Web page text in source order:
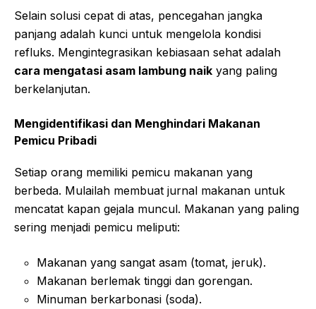
Selain solusi cepat di atas, pencegahan jangka
panjang adalah kunci untuk mengelola kondisi
refluks. Mengintegrasikan kebiasaan sehat adalah
cara mengatasi asam lambung naik yang paling
berkelanjutan.
Mengidentifikasi dan Menghindari Makanan
Pemicu Pribadi
Setiap orang memiliki pemicu makanan yang
berbeda. Mulailah membuat jurnal makanan untuk
mencatat kapan gejala muncul. Makanan yang paling
sering menjadi pemicu meliputi:
Makanan yang sangat asam (tomat, jeruk).
Makanan berlemak tinggi dan gorengan.
Minuman berkarbonasi (soda).